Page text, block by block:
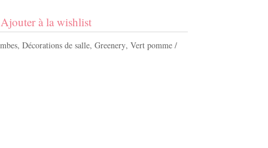
Ajouter à la wishlist
, Décorations de salle, Greenery, Vert pomme